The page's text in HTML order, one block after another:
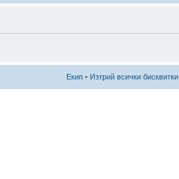
Екип • Изтрий всички бисквитки